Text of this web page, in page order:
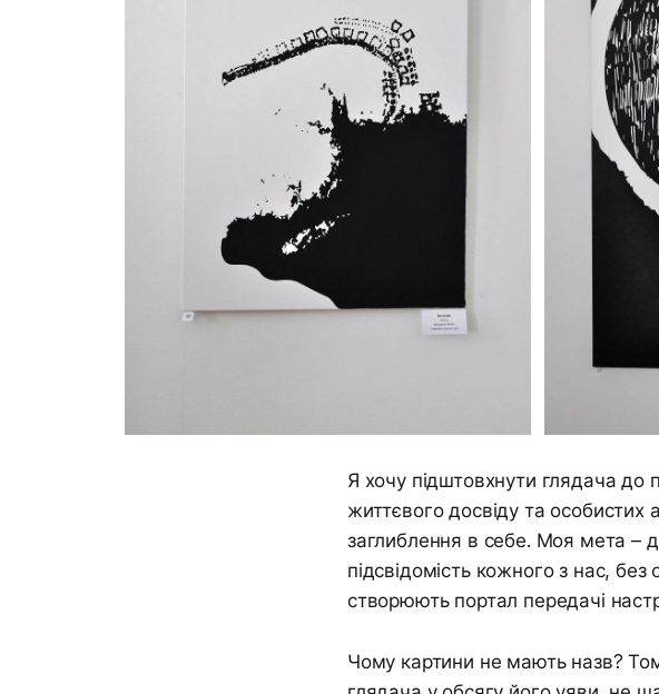
Я хочу підштовхнути глядача до
життєвого досвіду та особистих
заглиблення в себе. Моя мета –
підсвідомість кожного з нас,
створюють портал передачі
Чому картини не мають назв?